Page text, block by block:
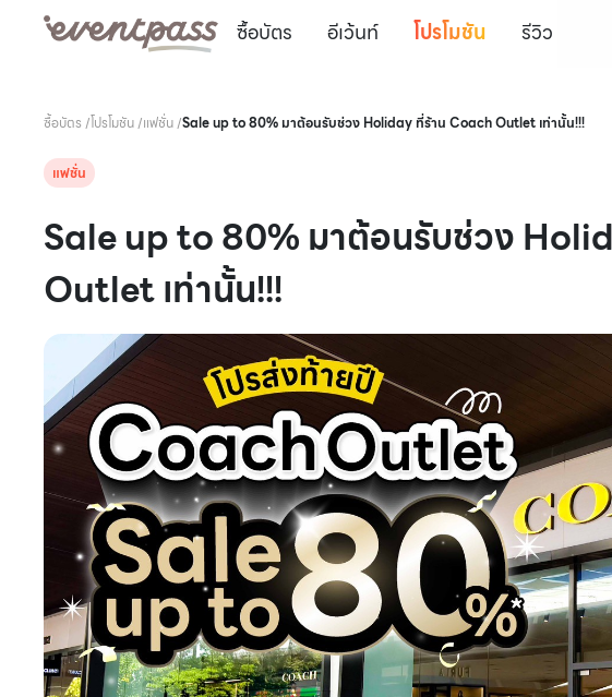
ซื้อบัตร อีเว้นท์ โปรโมชัน รีวิว
ซื้อบัตร /โปรโมชัน/แฟชั่น/Sale up to 80% มาต้อนรับช่วง Holiday ที่ร้าน Coach Outlet เท่านั้น!!!
แฟชั่น
Sale up to 80% มาต้อนรับช่วง
Outlet เท่านั้น!!!